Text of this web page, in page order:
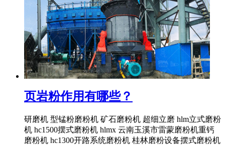
页岩粉作用有哪些？
研磨机 型锰粉磨粉机 矿石磨粉机 超细立磨 hlm立式磨粉
机 hc1500摆式磨粉机 hlmx 云南玉溪市雷蒙磨粉机重钙
磨粉机 hc1300开路系统磨粉机 桂林磨粉设备摆式磨粉机